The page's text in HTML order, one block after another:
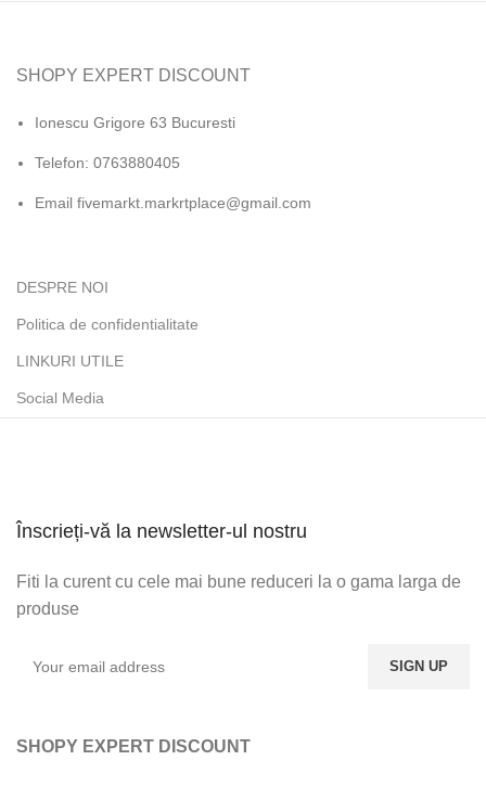
SHOPY EXPERT DISCOUNT
Ionescu Grigore 63 Bucuresti
Telefon: 0763880405
Email fivemarkt.markrtplace@gmail.com
DESPRE NOI
Politica de confidentialitate
LINKURI UTILE
Social Media
Înscrieți-vă la newsletter-ul nostru
Fiti la curent cu cele mai bune reduceri la o gama larga de
produse
SHOPY EXPERT DISCOUNT